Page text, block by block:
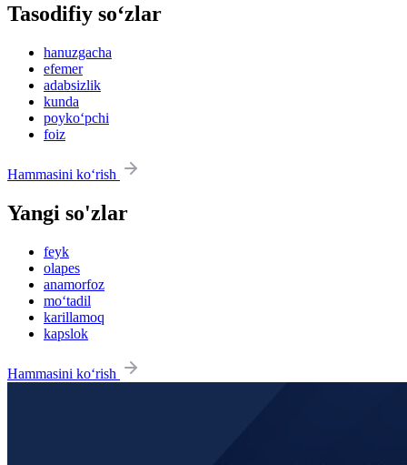
Tasodifiy so‘zlar
hanuzgacha
efemer
adabsizlik
kunda
poyko‘pchi
foiz
Hammasini ko‘rish
Yangi so'zlar
feyk
olapes
anamorfoz
mo‘tadil
karillamoq
kapslok
Hammasini ko‘rish